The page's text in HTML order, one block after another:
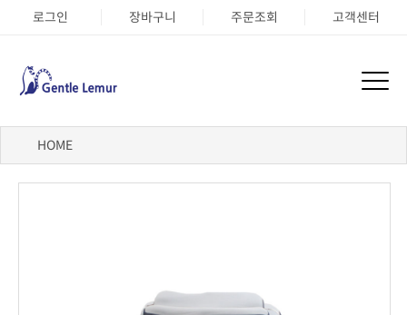
로그인 장바구니 주문조회 고객센터
HOME